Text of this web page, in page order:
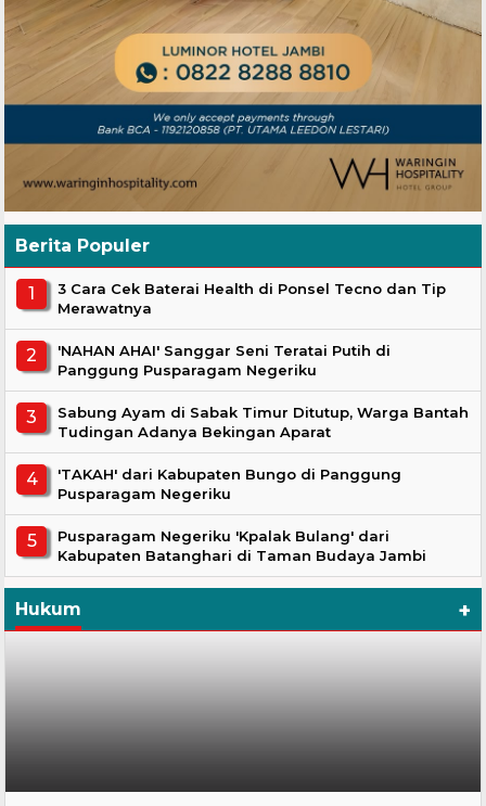
Berita Populer
3 Cara Cek Baterai Health di Ponsel Tecno dan Tip
Merawatnya
'NAHAN AHAI' Sanggar Seni Teratai Putih di
Panggung Pusparagam Negeriku
Sabung Ayam di Sabak Timur Ditutup, Warga Bantah
Tudingan Adanya Bekingan Aparat
'TAKAH' dari Kabupaten Bungo di Panggung
Pusparagam Negeriku
Pusparagam Negeriku 'Kpalak Bulang' dari
Kabupaten Batanghari di Taman Budaya Jambi
Hukum +